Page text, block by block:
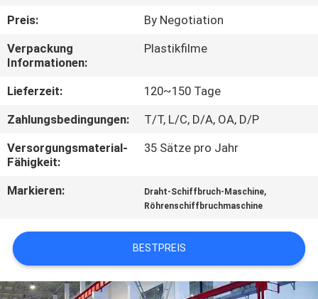
TRETEN
SIE
MIT
UNS
IN
VERBINDUNG
SIE
EIN
Preis:
By Negotiation
Verpackung
Informationen:
Plastikfilme
Lieferzeit:
120~150 Tage
Zahlungsbedingungen:
T/T, L/C, D/A, OA, D/P
Versorgungsmaterial-
Fähigkeit:
35 Sätze pro Jahr
Markieren: Draht-Schiffbruch-Maschine,
Röhrenschiffbruchmaschine
BESTPREIS